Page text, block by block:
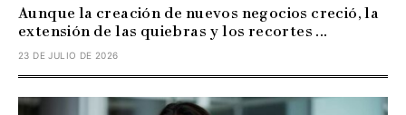
Aunque la creación de nuevos negocios creció, la
extensión de las quiebras y los recortes ...
23 DE JULIO DE 2026